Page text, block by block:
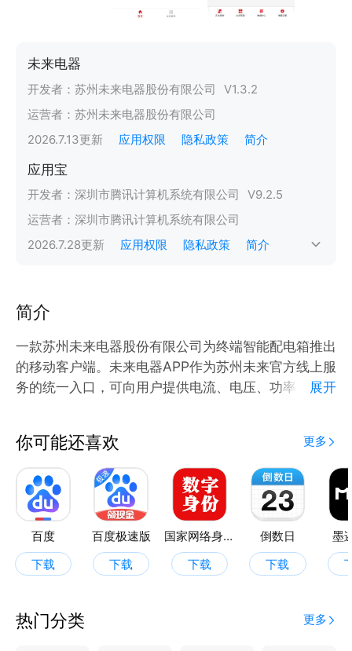
未来电器
开发者： 苏州未来电器股份有限公司 V1.3.2
运营者： 苏州未来电器股份有限公司
2026.7.13更新 应用权限 隐私政策 简介
应用宝
开发者： 深圳市腾讯计算机系统有限公司 V9.2.5
运营者： 深圳市腾讯计算机系统有限公司
2026.7.28更新 应用权限 隐私政策 简介
简介
一款苏州未来电器股份有限公司为终端智能配电箱推出
的移动客户端。未来电器APP作为苏州未来官方线上服
务的统一入口，可向用户提供电流、电压、功率、电量
断路保护房间的名称）、配电箱的定位信息、故障信
息，提供用能分析、能效诊断等服务，并致力于为客户
提供互动化、智能化、多元化的终端用电综合服务，满
足不同客户全方位、个性化的电力服务需求。
展开
你可能还喜欢 更多
百度
下载
百度极速版
下载
国家网络身份认证
下载
倒数日
下载
墨
热门分类 更多